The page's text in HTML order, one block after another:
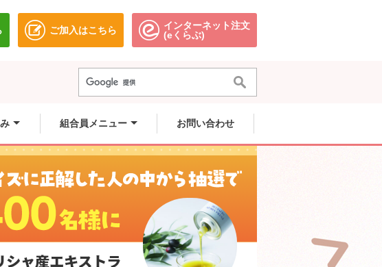
ウで開きます。ご加入はこちら
別のウィンドウで開きます。
インターネット注文
(eくらぶ)別のウィンドウで開きます。
組合員メニュー お問い合わせ